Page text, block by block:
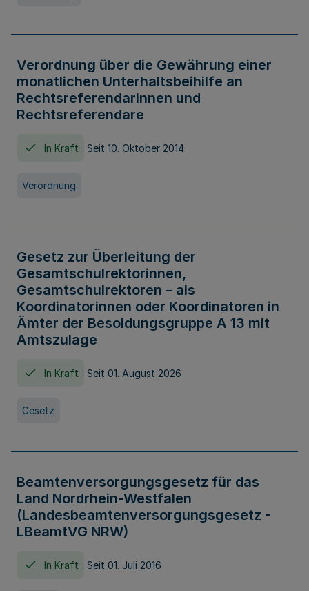
Verordnung über die Gewährung einer
monatlichen Unterhaltsbeihilfe an
Rechtsreferendarinnen und
Rechtsreferendare
In Kraft Seit 10. Oktober 2014
Verordnung
Gesetz zur Überleitung der
Gesamtschulrektorinnen,
Gesamtschulrektoren – als
Koordinatorinnen oder Koordinatoren in
Ämter der Besoldungsgruppe A 13 mit
Amtszulage
In Kraft Seit 01. August 2026
Gesetz
Beamtenversorgungsgesetz für das
Land Nordrhein-Westfalen
(Landesbeamtenversorgungsgesetz -
LBeamtVG NRW)
In Kraft Seit 01. Juli 2016